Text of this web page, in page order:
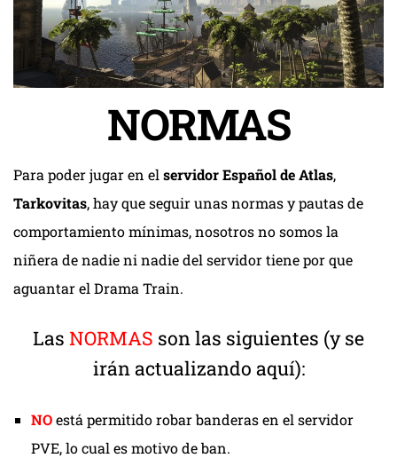
NORMAS
Para poder jugar en el servidor Español de Atlas,
Tarkovitas, hay que seguir unas normas y pautas de
comportamiento mínimas, nosotros no somos la
niñera de nadie ni nadie del servidor tiene por que
aguantar el Drama Train.
Las NORMAS son las siguientes (y se
irán actualizando aquí):
NOestá permitido robar banderas en el servidor
PVE, lo cual es motivo de ban.